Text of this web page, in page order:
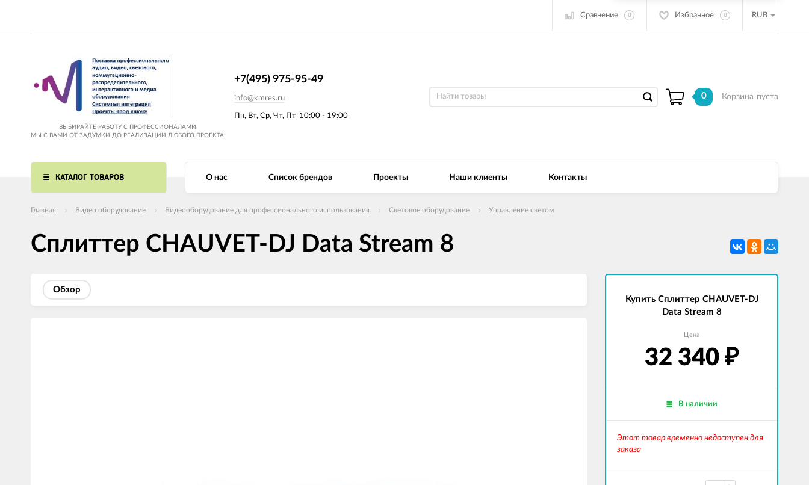
Сравнение 0 Избранное 0 RUB
ВЫБИРАЙТЕ РАБОТУ С ПРОФЕССИОНАЛАМИ!
МЫ С ВАМИ ОТ ЗАДУМКИ ДО РЕАЛИЗАЦИИ ЛЮБОГО ПРОЕКТА!
Пн, Вт, Ср, Чт, Пт 10:00 - 19:00
+7(495) 975-95-49
info@kmres.ru 0 Корзина пуста
КАТАЛОГ ТОВАРОВ О нас Список брендов Проекты Наши клиенты Контакты
Главная Видео оборудование Видеооборудование для профессионального использования Световое оборудование Управление светом
Сплиттер CHAUVET-DJ Data Stream 8
Обзор
Купить Сплиттер CHAUVET-DJ
Data Stream 8
Цена
32 340 ₽
В наличии
Этот товар временно недоступен для
заказа